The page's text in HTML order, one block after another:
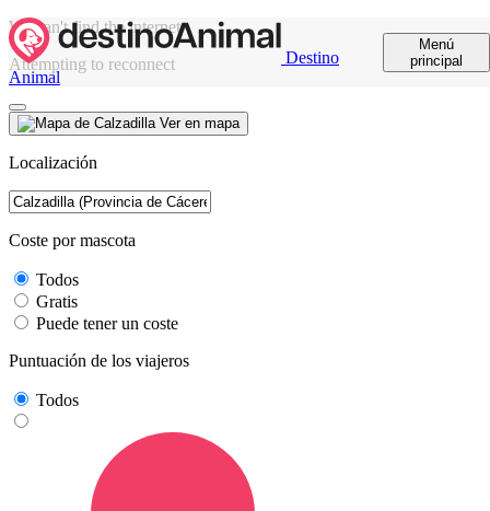
Destino
Animal
Menú
principal
We can't find the internet
Attempting to reconnect
Ver en mapa
Localización
Coste por mascota
Todos
Gratis
Puede tener un coste
Puntuación de los viajeros
Todos